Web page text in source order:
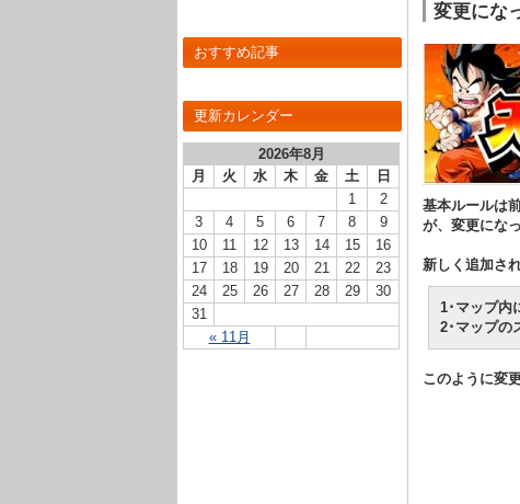
おすすめ記事
更新カレンダー
2026年8月
月
火 水 木 金 土 日
« 11月
1
2
3
4 5 6 7 8
9
10
11 12 13 14 15
16
17
18 19 20 21 22
23
24
25 26 27 28 29
30
31
変更にな
基本ルールは
が、変更にな
新しく追加さ
1･マップ内
2･マップの
このように変